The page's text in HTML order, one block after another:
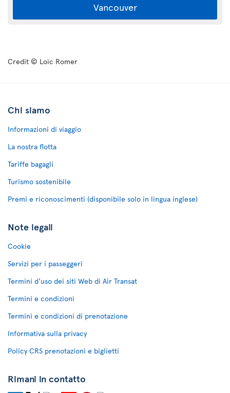
Vancouver
Credit © Loïc Romer
Chi siamo
Informazioni di viaggio
La nostra flotta
Tariffe bagagli
Turismo sostenibile
Premi e riconoscimenti (disponibile solo in lingua inglese)
Note legali
Cookie
Servizi per i passeggeri
Termini d'uso dei siti Web di Air Transat
Termini e condizioni
Termini e condizioni di prenotazione
Informativa sulla privacy
Policy CRS prenotazioni e biglietti
Rimani in contatto